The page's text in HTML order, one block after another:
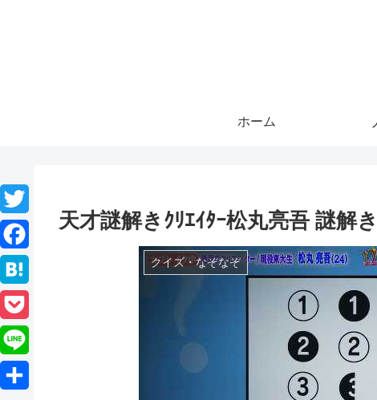
ホーム
天才謎解きｸﾘｴｲﾀｰ松丸亮吾 謎解
クイズ・なぞなぞ
T
w
i
t
t
e
F
a
c
e
b
H
a
t
e
P
o
c
L